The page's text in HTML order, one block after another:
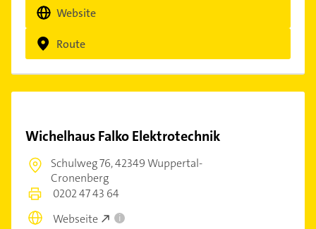
Website
Route
Wichelhaus Falko Elektrotechnik
Schulweg 76,42349 Wuppertal-
Cronenberg
0202 47 43 64
Webseite
i